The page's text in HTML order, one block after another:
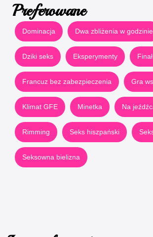
Preferowane
Dominacja Dwa zbliżenia w godzinie
Dziki seks Eksperymenty
Francuz bez zabezpieczenia Gra
Klimat GFE Minetka Na
Rimming Seks hiszpański
Seksowna bielizna